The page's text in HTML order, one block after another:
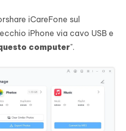
iCareFone sul
iPhone via cavo USB e
computer".